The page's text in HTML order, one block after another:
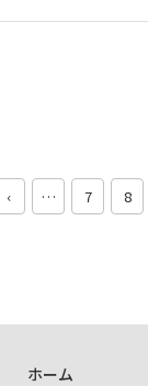
‹ … 7 8
ホーム